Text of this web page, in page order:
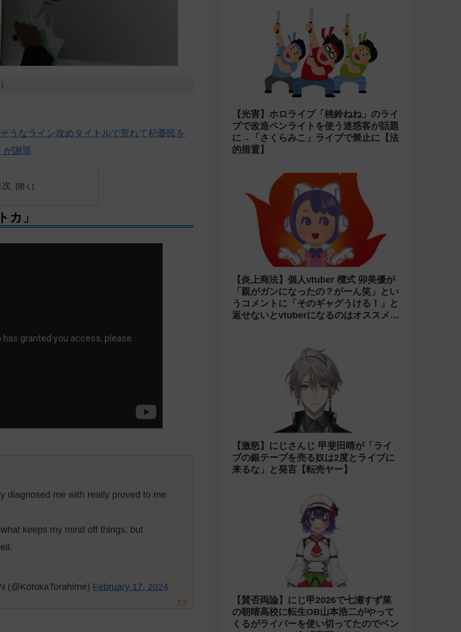
うなライン攻めタイトルで荒れて杞憂民を
が謝罪
カ」
diagnosed me with really proved to me
keeps my mind off things, but
(@KotokaTorahime) February 17, 2024
【光害】ホロライブ「桃鈴ねね」のライ
ブで改造ペンライトを使う迷惑客が話題
に→「さくらみこ」ライブで禁止に【法
的措置】
【炎上商法】個人vtuber 欖式 卯美優が
「親がガンになったの？がーん笑」とい
うコメントに「そのギャグうける！」と
返せないとvtuberになるのはオススメし
【激怒】にじさんじ 甲斐田晴が「ライ
ブの銀テープを売る奴は2度とライブに
来るな」と発言【転売ヤー】
【賛否両論】にじ甲2026で七瀬すず菜
の朝晴高校に転生OB山本浩二がやって
くるがライバーを使い切ってたのでベン